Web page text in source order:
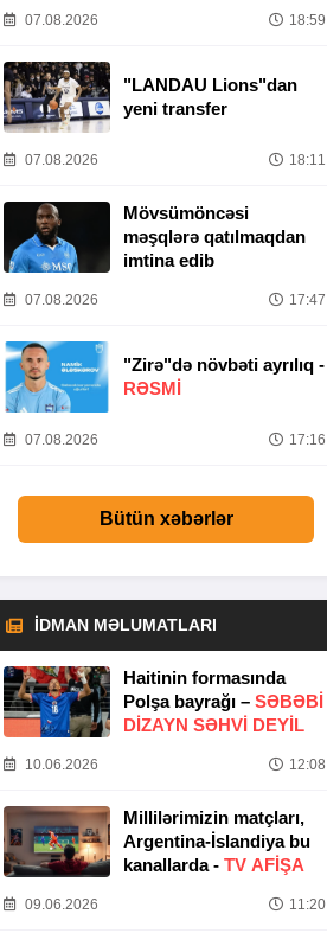
TAMAMILƏ MƏNIM
07.08.2026 18:59
"LANDAU Lions"dan
yeni transfer
07.08.2026 18:11
Mövsümöncəsi
məşqlərə qatılmaqdan
imtina edib
07.08.2026 17:47
"Zirə"də növbəti ayrılıq -
RƏSMİ
07.08.2026 17:16
Bütün xəbərlər
İDMAN MƏLUMATLARI
Haitinin formasında
Polşa bayrağı – SƏBƏBI
DIZAYN SƏHVI DEYIL
10.06.2026 12:08
Millilərimizin matçları,
Argentina-İslandiya bu
kanallarda - TV AFİŞA
09.06.2026 11:20